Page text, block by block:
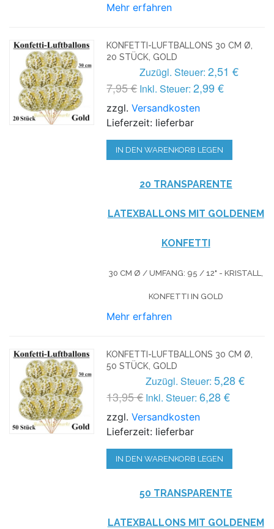
Mehr erfahren
KONFETTI-LUFTBALLONS 30 CM Ø,
20 STÜCK, GOLD
7,95 €
Zuzügl. Steuer: 2,51 €
Inkl. Steuer: 2,99 €
zzgl.Versandkosten
Lieferzeit: lieferbar
IN DEN WARENKORB LEGEN
20 TRANSPARENTE
LATEXBALLONS MIT GOLDENEM
KONFETTI
30 CM Ø / UMFANG: 95 / 12" - KRISTALL,
KONFETTI IN GOLD
Mehr erfahren
KONFETTI-LUFTBALLONS 30 CM Ø,
50 STÜCK, GOLD
13,95 €
Zuzügl. Steuer: 5,28 €
Inkl. Steuer: 6,28 €
zzgl.Versandkosten
Lieferzeit: lieferbar
IN DEN WARENKORB LEGEN
50 TRANSPARENTE
LATEXBALLONS MIT GOLDENEM